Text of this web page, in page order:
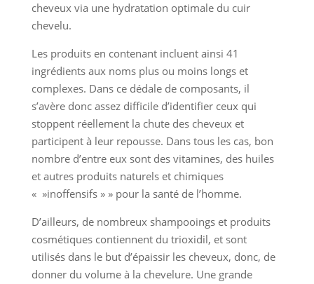
cheveux via une hydratation optimale du cuir
chevelu.
Les produits en contenant incluent ainsi 41
ingrédients aux noms plus ou moins longs et
complexes. Dans ce dédale de composants, il
s’avère donc assez difficile d’identifier ceux qui
stoppent réellement la chute des cheveux et
participent à leur repousse. Dans tous les cas, bon
nombre d’entre eux sont des vitamines, des huiles
et autres produits naturels et chimiques
« »inoffensifs » » pour la santé de l’homme.
D’ailleurs, de nombreux shampooings et produits
cosmétiques contiennent du trioxidil, et sont
utilisés dans le but d’épaissir les cheveux, donc, de
donner du volume à la chevelure. Une grande